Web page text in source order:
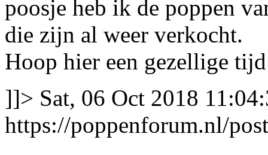
poosje heb ik de poppen
die zijn al weer verkocht.
Hoop hier een gezellige
]]> Sat, 06 Oct 2018
https://poppenforum.nl/